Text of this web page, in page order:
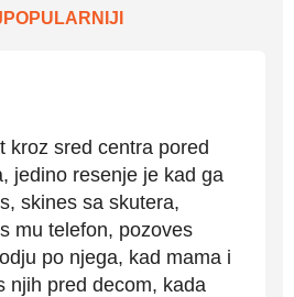
kroz sred centra pored
jedino resenje je kad ga
skines sa skutera,
mu telefon, pozoves
po njega, kad mama i
njih pred decom, kada